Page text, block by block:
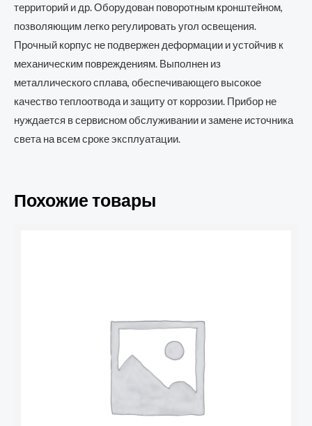
территорий и др. Оборудован поворотным кронштейном,
позволяющим легко регулировать угол освещения.
Прочный корпус не подвержен деформации и устойчив к
механическим повреждениям. Выполнен из
металлического сплава, обеспечивающего высокое
качество теплоотвода и защиту от коррозии. Прибор не
нуждается в сервисном обслуживании и замене источника
света на всем сроке эксплуатации.
Похожие товары